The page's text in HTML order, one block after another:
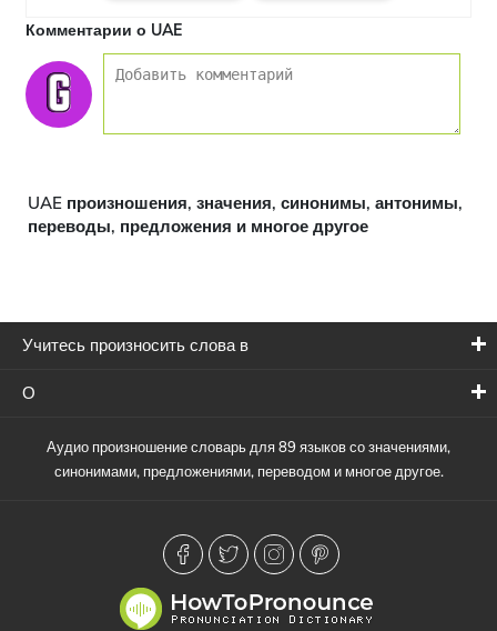
Комментарии о UAE
UAE произношения, значения, синонимы, антонимы,
переводы, предложения и многое другое
Учитесь произносить слова в
О
Аудио произношение словарь для 89 языков со значениями,
синонимами, предложениями, переводом и многое другое.